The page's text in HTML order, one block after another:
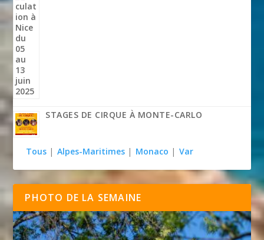
STAGES DE CIRQUE À MONTE-CARLO
Tous | Alpes-Maritimes | Monaco | Var
PHOTO DE LA SEMAINE